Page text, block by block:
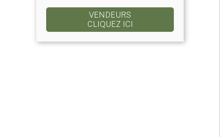
VENDEURS
CLIQUEZ ICI